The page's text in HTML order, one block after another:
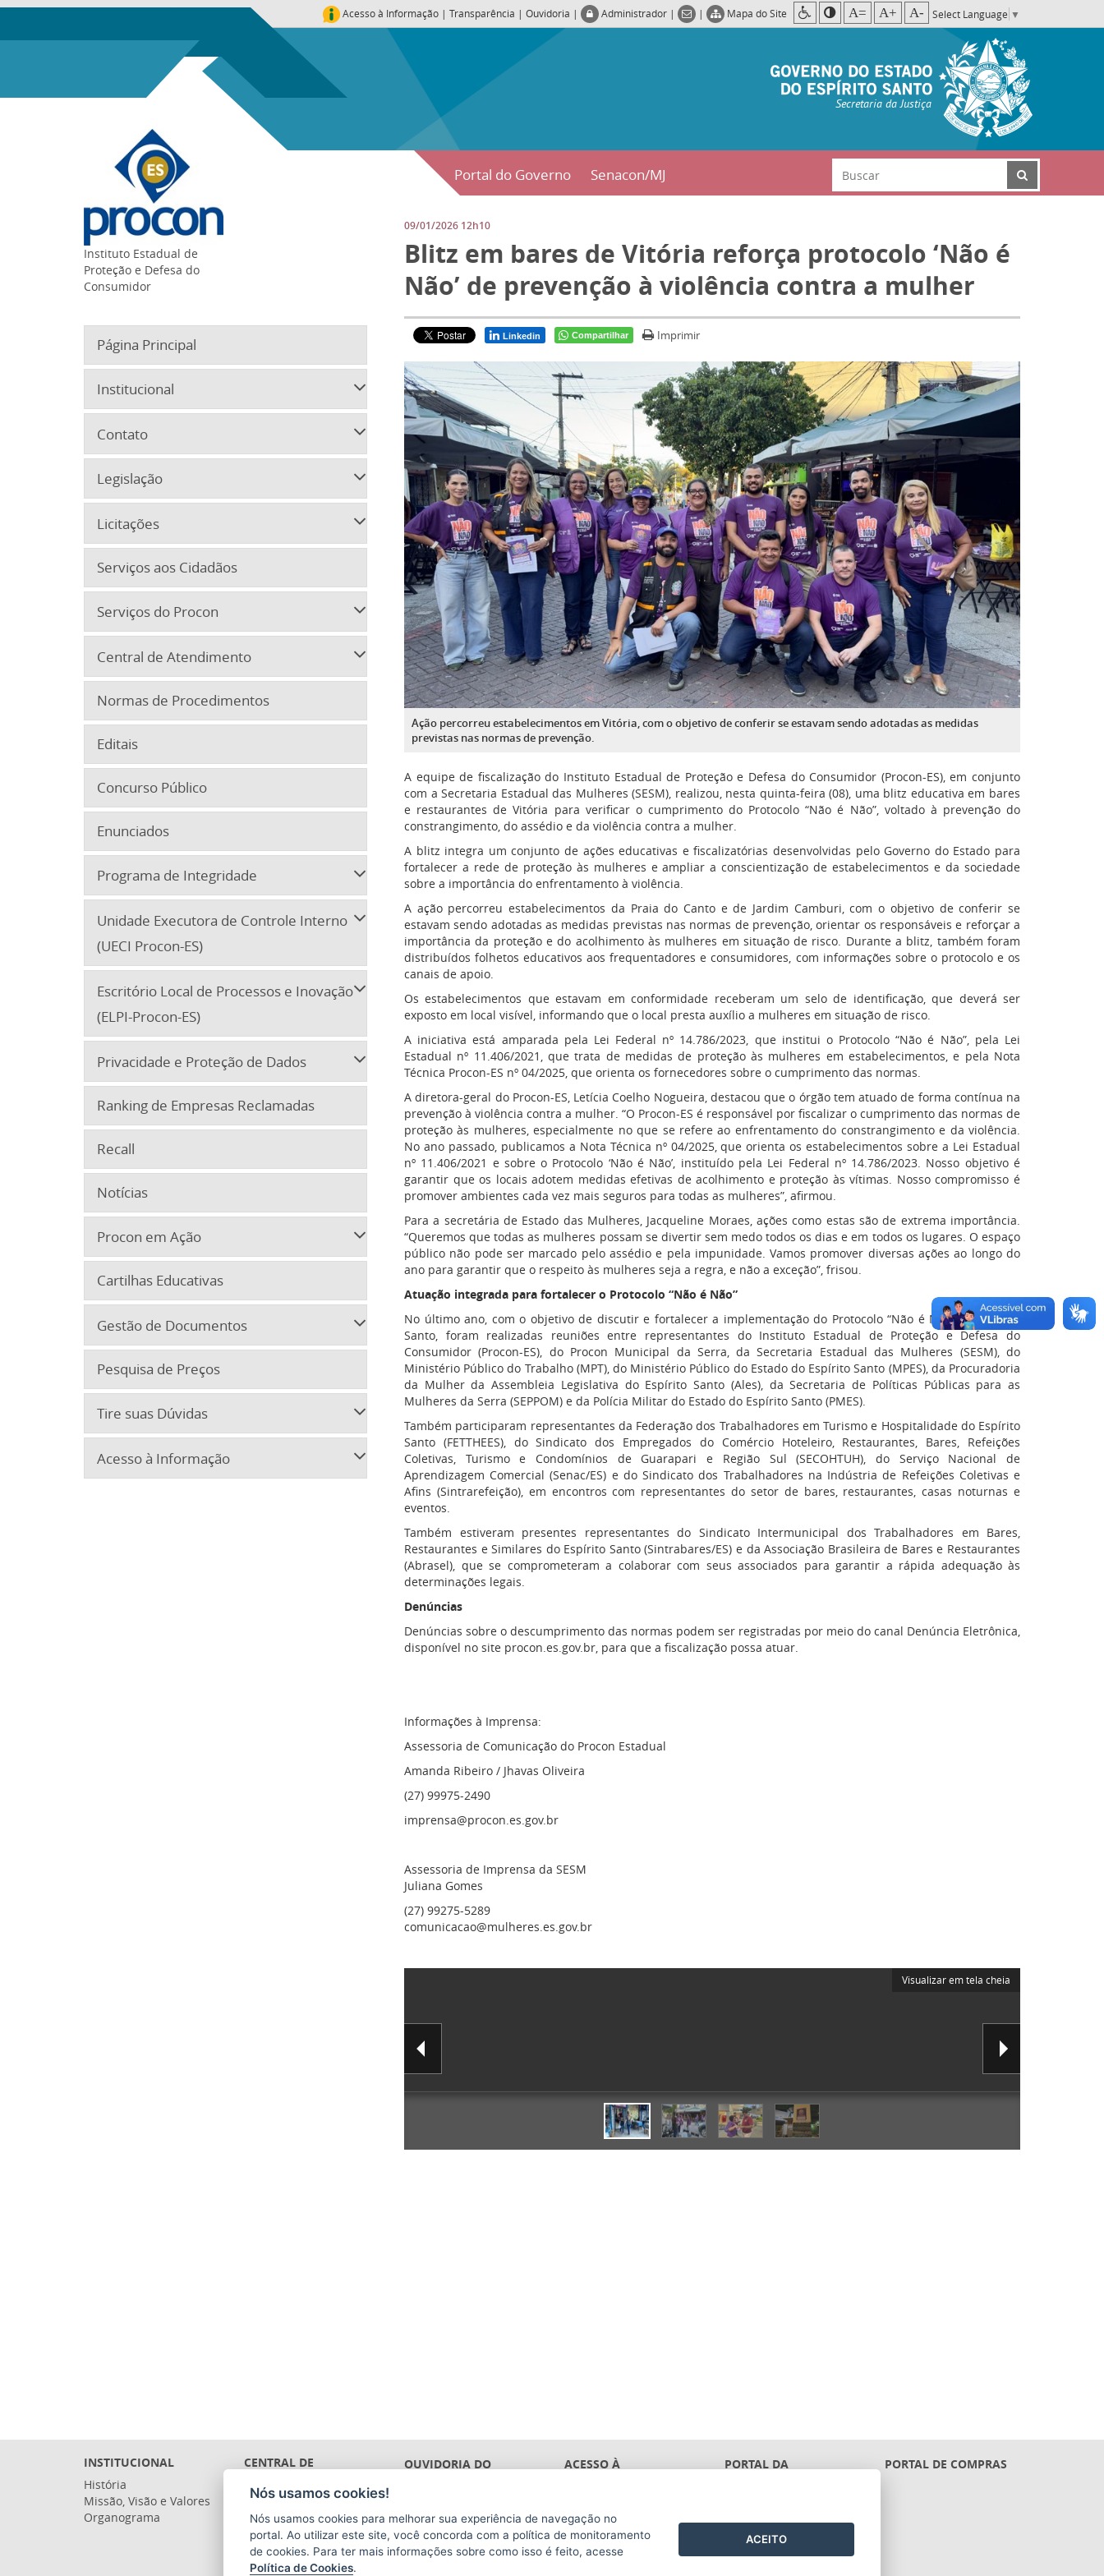
Acesso à Informação | Transparência | Ouvidoria | Administrador | | Mapa do Site A= A+ A- Select Language ▼
Secretaria da Justiça
Portal do Governo Senacon/MJ
Instituto Estadual de
Proteção e Defesa do
Consumidor
Página Principal
Institucional
Contato
Legislação
Licitações
Serviços aos Cidadãos
Serviços do Procon
Central de Atendimento
Normas de Procedimentos
Editais
Concurso Público
Enunciados
Programa de Integridade
Unidade Executora de Controle Interno
(UECI Procon-ES)
Escritório Local de Processos e Inovação
(ELPI-Procon-ES)
Privacidade e Proteção de Dados
Ranking de Empresas Reclamadas
Recall
Notícias
Procon em Ação
Cartilhas Educativas
Gestão de Documentos
Pesquisa de Preços
Tire suas Dúvidas
Acesso à Informação
09/01/2026 12h10
Blitz em bares de Vitória reforça protocolo ‘Não é
Não’ de prevenção à violência contra a mulher
Linkedin Compartilhar Imprimir
Ação percorreu estabelecimentos em Vitória, com o objetivo de conferir se estavam sendo adotadas as medidas
previstas nas normas de prevenção.
A equipe de fiscalização do Instituto Estadual de Proteção e Defesa do Consumidor (Procon-ES), em conjunto
com a Secretaria Estadual das Mulheres (SESM), realizou, nesta quinta-feira (08), uma blitz educativa em bares
e restaurantes de Vitória para verificar o cumprimento do Protocolo “Não é Não”, voltado à prevenção do
constrangimento, do assédio e da violência contra a mulher.
A blitz integra um conjunto de ações educativas e fiscalizatórias desenvolvidas pelo Governo do Estado para
fortalecer a rede de proteção às mulheres e ampliar a conscientização de estabelecimentos e da sociedade
sobre a importância do enfrentamento à violência.
A ação percorreu estabelecimentos da Praia do Canto e de Jardim Camburi, com o objetivo de conferir se
estavam sendo adotadas as medidas previstas nas normas de prevenção, orientar os responsáveis e reforçar a
importância da proteção e do acolhimento às mulheres em situação de risco. Durante a blitz, também foram
distribuídos folhetos educativos aos frequentadores e consumidores, com informações sobre o protocolo e os
canais de apoio.
Os estabelecimentos que estavam em conformidade receberam um selo de identificação, que deverá ser
exposto em local visível, informando que o local presta auxílio a mulheres em situação de risco.
A iniciativa está amparada pela Lei Federal nº 14.786/2023, que institui o Protocolo “Não é Não”, pela Lei
Estadual nº 11.406/2021, que trata de medidas de proteção às mulheres em estabelecimentos, e pela Nota
Técnica Procon-ES nº 04/2025, que orienta os fornecedores sobre o cumprimento das normas.
A diretora-geral do Procon-ES, Letícia Coelho Nogueira, destacou que o órgão tem atuado de forma contínua na
prevenção à violência contra a mulher. “O Procon-ES é responsável por fiscalizar o cumprimento das normas de
proteção às mulheres, especialmente no que se refere ao enfrentamento do constrangimento e da violência.
No ano passado, publicamos a Nota Técnica nº 04/2025, que orienta os estabelecimentos sobre a Lei Estadual
nº 11.406/2021 e sobre o Protocolo ‘Não é Não’, instituído pela Lei Federal nº 14.786/2023. Nosso objetivo é
garantir que os locais adotem medidas efetivas de acolhimento e proteção às vítimas. Nosso compromisso é
promover ambientes cada vez mais seguros para todas as mulheres”, afirmou.
Para a secretária de Estado das Mulheres, Jacqueline Moraes, ações como estas são de extrema importância.
“Queremos que todas as mulheres possam se divertir sem medo todos os dias e em todos os lugares. O espaço
público não pode ser marcado pelo assédio e pela impunidade. Vamos promover diversas ações ao longo do
ano para garantir que o respeito às mulheres seja a regra, e não a exceção”, frisou.
Atuação integrada para fortalecer o Protocolo “Não é Não”
No último ano, com o objetivo de discutir e fortalecer a implementação do Protocolo “Não é Não” no Espírito
Santo, foram realizadas reuniões entre representantes do Instituto Estadual de Proteção e Defesa do
Consumidor (Procon-ES), do Procon Municipal da Serra, da Secretaria Estadual das Mulheres (SESM), do
Ministério Público do Trabalho (MPT), do Ministério Público do Estado do Espírito Santo (MPES), da Procuradoria
da Mulher da Assembleia Legislativa do Espírito Santo (Ales), da Secretaria de Políticas Públicas para as
Mulheres da Serra (SEPPOM) e da Polícia Militar do Estado do Espírito Santo (PMES).
Também participaram representantes da Federação dos Trabalhadores em Turismo e Hospitalidade do Espírito
Santo (FETTHEES), do Sindicato dos Empregados do Comércio Hoteleiro, Restaurantes, Bares, Refeições
Coletivas, Turismo e Condomínios de Guarapari e Região Sul (SECOHTUH), do Serviço Nacional de
Aprendizagem Comercial (Senac/ES) e do Sindicato dos Trabalhadores na Indústria de Refeições Coletivas e
Afins (Sintrarefeição), em encontros com representantes do setor de bares, restaurantes, casas noturnas e
eventos.
Também estiveram presentes representantes do Sindicato Intermunicipal dos Trabalhadores em Bares,
Restaurantes e Similares do Espírito Santo (Sintrabares/ES) e da Associação Brasileira de Bares e Restaurantes
(Abrasel), que se comprometeram a colaborar com seus associados para garantir a rápida adequação às
determinações legais.
Denúncias
Denúncias sobre o descumprimento das normas podem ser registradas por meio do canal Denúncia Eletrônica,
disponível no site procon.es.gov.br, para que a fiscalização possa atuar.
Informações à Imprensa:
Assessoria de Comunicação do Procon Estadual
Amanda Ribeiro / Jhavas Oliveira
(27) 99975-2490
imprensa@procon.es.gov.br
Assessoria de Imprensa da SESM
Juliana Gomes
(27) 99275-5289
comunicacao@mulheres.es.gov.br
Visualizar em tela cheia
INSTITUCIONAL
História
Missão, Visão e Valores
Organograma
CENTRAL DE
Presencial
Telefônico
Ouvidoria
OUVIDORIA DO
ACESSO À
PORTAL DA
PORTAL DE COMPRAS
Nós usamos cookies!
Nós usamos cookies para melhorar sua experiência de navegação no
portal. Ao utilizar este site, você concorda com a política de monitoramento
de cookies. Para ter mais informações sobre como isso é feito, acesse
Política de Cookies.
ACEITO